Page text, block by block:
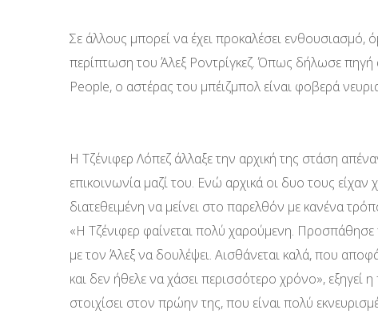
Σε άλλους μπορεί να έχει προκαλέσει
περίπτωση του Άλεξ Ροντρίγκεζ. Όπως δήλωσε
People, ο αστέρας του μπέιζμπολ είναι φοβερά
Η Τζένιφερ Λόπεζ άλλαξε την αρχική της στάση
επικοινωνία μαζί του. Ενώ αρχικά οι δυο τους είχαν
διατεθειμένη να μείνει στο παρελθόν με κανένα
«Η Τζένιφερ φαίνεται πολύ χαρούμενη. Προσπάθησε
με τον Άλεξ να δουλέψει. Αισθάνεται καλά, που
και δεν ήθελε να χάσει περισσότερο χρόνο», εξηγεί
στοιχίσει στον πρώην της, που είναι πολύ